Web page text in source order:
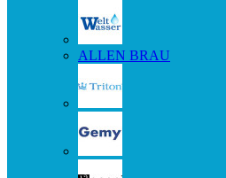
ALLEN BRAU